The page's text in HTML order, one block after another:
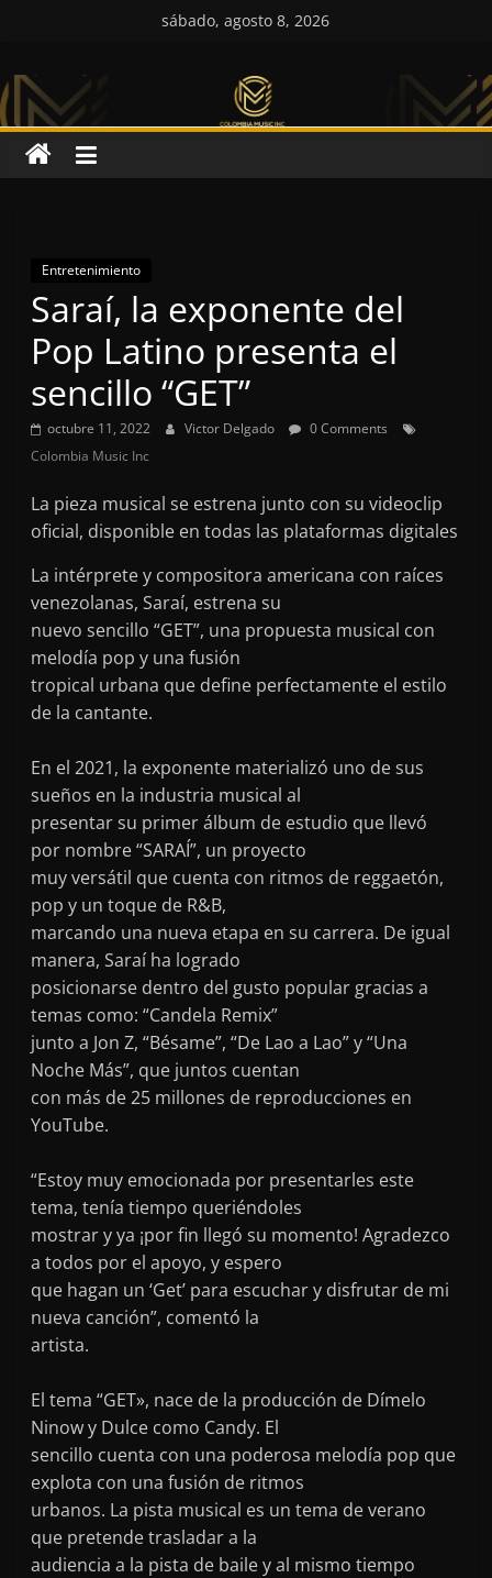
sábado, agosto 8, 2026
Colombia
Music
Music
Inc
Entretenimiento
Saraí, la exponente del
Pop Latino presenta el
sencillo “GET”
octubre 11, 2022 Victor Delgado
0 Comments
Colombia Music Inc
La pieza musical se estrena junto con su videoclip
oficial, disponible en todas las plataformas digitales
La intérprete y compositora americana con raíces
venezolanas, Saraí, estrena su
nuevo sencillo “GET”, una propuesta musical con
melodía pop y una fusión
tropical urbana que define perfectamente el estilo
de la cantante.
En el 2021, la exponente materializó uno de sus
sueños en la industria musical al
presentar su primer álbum de estudio que llevó
por nombre “SARAÍ”, un proyecto
muy versátil que cuenta con ritmos de reggaetón,
pop y un toque de R&B,
marcando una nueva etapa en su carrera. De igual
manera, Saraí ha logrado
posicionarse dentro del gusto popular gracias a
temas como: “Candela Remix”
junto a Jon Z, “Bésame”, “De Lao a Lao” y “Una
Noche Más”, que juntos cuentan
con más de 25 millones de reproducciones en
YouTube.
“Estoy muy emocionada por presentarles este
tema, tenía tiempo queriéndoles
mostrar y ya ¡por fin llegó su momento! Agradezco
a todos por el apoyo, y espero
que hagan un ‘Get’ para escuchar y disfrutar de mi
nueva canción”, comentó la
artista.
El tema “GET», nace de la producción de Dímelo
Ninow y Dulce como Candy. El
sencillo cuenta con una poderosa melodía pop que
explota con una fusión de ritmos
urbanos. La pista musical es un tema de verano
que pretende trasladar a la
audiencia a la pista de baile y al mismo tiempo